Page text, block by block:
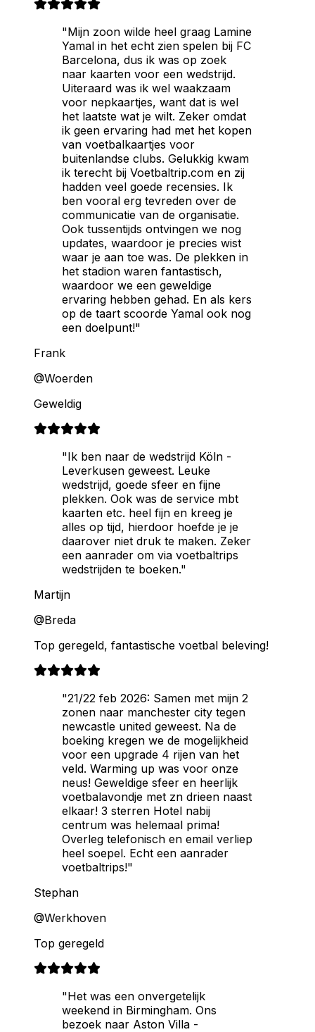
"Mijn zoon wilde heel graag Lamine
Yamal in het echt zien spelen bij FC
Barcelona, dus ik was op zoek
naar kaarten voor een wedstrijd.
Uiteraard was ik wel waakzaam
voor nepkaartjes, want dat is wel
het laatste wat je wilt. Zeker omdat
ik geen ervaring had met het kopen
van voetbalkaartjes voor
buitenlandse clubs. Gelukkig kwam
ik terecht bij Voetbaltrip.com en zij
hadden veel goede recensies. Ik
ben vooral erg tevreden over de
communicatie van de organisatie.
Ook tussentijds ontvingen we nog
updates, waardoor je precies wist
waar je aan toe was. De plekken in
het stadion waren fantastisch,
waardoor we een geweldige
ervaring hebben gehad. En als kers
op de taart scoorde Yamal ook nog
een doelpunt!"
Frank
@Woerden
Geweldig
"Ik ben naar de wedstrijd Köln -
Leverkusen geweest. Leuke
wedstrijd, goede sfeer en fijne
plekken. Ook was de service mbt
kaarten etc. heel fijn en kreeg je
alles op tijd, hierdoor hoefde je je
daarover niet druk te maken. Zeker
een aanrader om via voetbaltrips
wedstrijden te boeken."
Martijn
@Breda
Top geregeld, fantastische voetbal beleving!
"21/22 feb 2026: Samen met mijn 2
zonen naar manchester city tegen
newcastle united geweest. Na de
boeking kregen we de mogelijkheid
voor een upgrade 4 rijen van het
veld. Warming up was voor onze
neus! Geweldige sfeer en heerlijk
voetbalavondje met zn drieen naast
elkaar! 3 sterren Hotel nabij
centrum was helemaal prima!
Overleg telefonisch en email verliep
heel soepel. Echt een aanrader
voetbaltrips!"
Stephan
@Werkhoven
Top geregeld
"Het was een onvergetelijk
weekend in Birmingham. Ons
bezoek naar Aston Villa -